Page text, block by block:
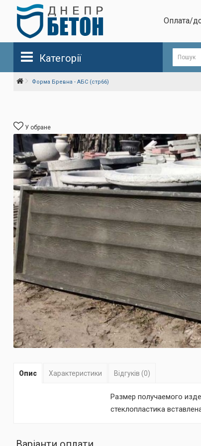
Оплата/
Категорії
Форма Бревна - АБС (стр66)
У обране
Опис Характеристики Відгуків (0)
Размер получаемого
стеклопластика